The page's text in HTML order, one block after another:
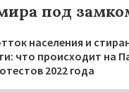
под
населения и
что происходит на
2022 года